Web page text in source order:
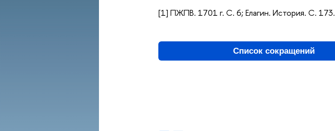
[1] ПЖПВ. 1701 г. С. 6; Елагин. История. С. 173.
Список сокращений